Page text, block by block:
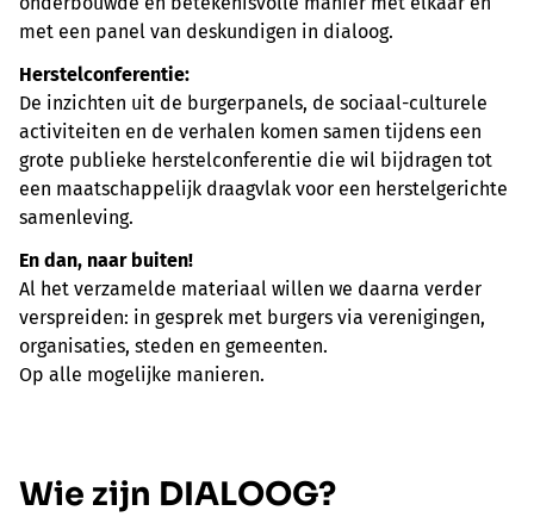
met een panel van deskundigen in dialoog.
Herstelconferentie:
De inzichten uit de burgerpanels, de sociaal-culturele
activiteiten en de verhalen komen samen tijdens een
grote publieke herstelconferentie die wil bijdragen tot
een maatschappelijk draagvlak voor een herstelgerichte
samenleving.
En dan, naar buiten!
Al het verzamelde materiaal willen we daarna verder
verspreiden: in gesprek met burgers via verenigingen,
organisaties, steden en gemeenten.
Op alle mogelijke manieren.
Wie zijn DIALOOG?